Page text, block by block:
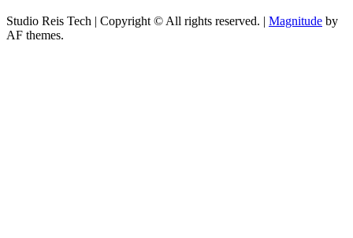
Studio Reis Tech | Copyright © All rights reserved. | Magnitude by
AF themes.